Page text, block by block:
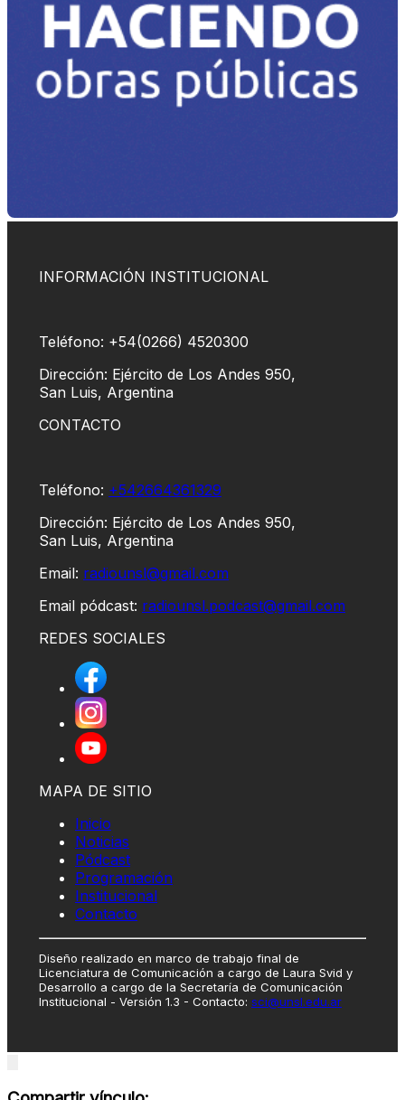
INFORMACIÓN INSTITUCIONAL
Teléfono: +54(0266) 4520300
Dirección: Ejército de Los Andes 950,
San Luis, Argentina
CONTACTO
Teléfono: +542664361329
Dirección: Ejército de Los Andes 950,
San Luis, Argentina
Email: radiounsl@gmail.com
Email pódcast: radiounsl.podcast@gmail.com
REDES SOCIALES
MAPA DE SITIO
Inicio
Noticias
Pódcast
Programación
Institucional
Contacto
Diseño realizado en marco de trabajo final de
Licenciatura de Comunicación a cargo de Laura Svid y
Desarrollo a cargo de la Secretaría de Comunicación
Institucional - Versión 1.3 - Contacto: sci@unsl.edu.ar
modal